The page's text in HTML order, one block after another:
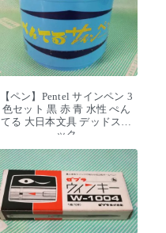
【ペン】Pentel サインペン 3
色セット 黒 赤 青 水性 ぺん
てる 大日本文具 デッドスト
ック